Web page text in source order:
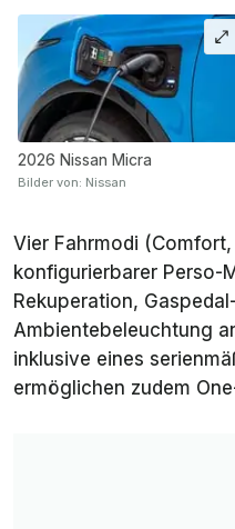
2026 Nissan Micra
Bilder von: Nissan
Vier Fahrmodi
konfigurierbarer Perso-
Rekuperation,
Ambientebeleuchtung
inklusive eines
ermöglichen zudem